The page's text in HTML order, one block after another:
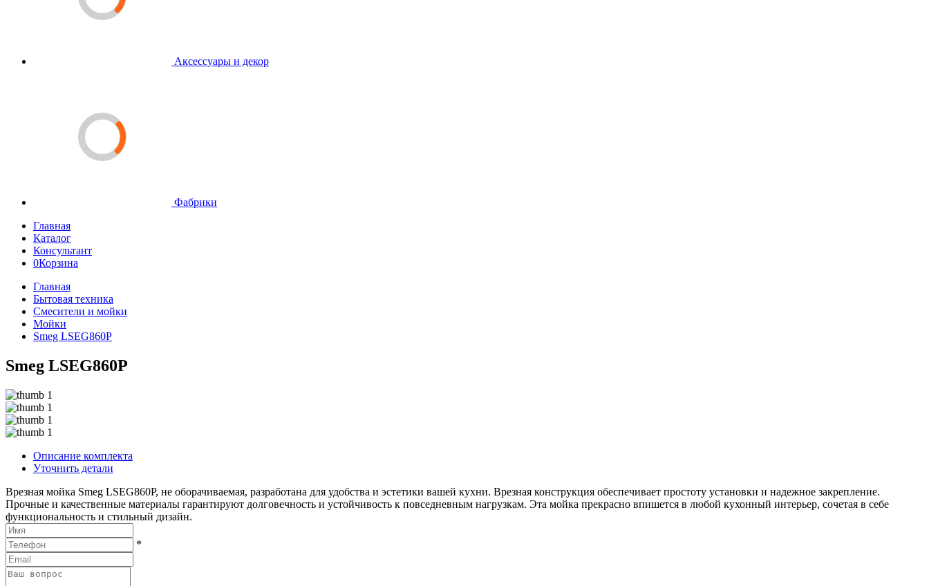
Аксессуары и декор
Фабрики
Главная
Каталог
Консультант
0Корзина
Главная
Бытовая техника
Смесители и мойки
Мойки
Smeg LSEG860P
Smeg LSEG860P
Описание комплекта
Уточнить детали
Врезная мойка Smeg LSEG860P, не оборачиваемая, разработана для удобства и эстетики вашей кухни. Врезная конструкция обеспечивает простоту установки и надежное закрепление.
Прочные и качественные материалы гарантируют долговечность и устойчивость к повседневным нагрузкам. Эта мойка прекрасно впишется в любой кухонный интерьер, сочетая в себе
функциональность и стильный дизайн.
*